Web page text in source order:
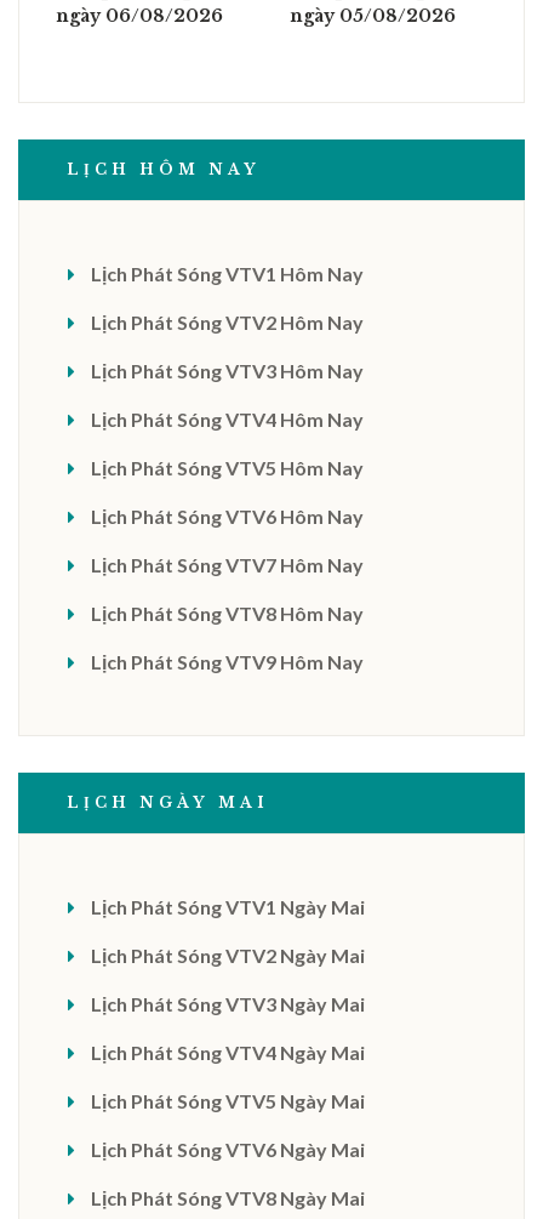
ngày 06/08/2026
ngày 05/08/2026
LỊCH HÔM NAY
Lịch Phát Sóng VTV1 Hôm Nay
Lịch Phát Sóng VTV2 Hôm Nay
Lịch Phát Sóng VTV3 Hôm Nay
Lịch Phát Sóng VTV4 Hôm Nay
Lịch Phát Sóng VTV5 Hôm Nay
Lịch Phát Sóng VTV6 Hôm Nay
Lịch Phát Sóng VTV7 Hôm Nay
Lịch Phát Sóng VTV8 Hôm Nay
Lịch Phát Sóng VTV9 Hôm Nay
LỊCH NGÀY MAI
Lịch Phát Sóng VTV1 Ngày Mai
Lịch Phát Sóng VTV2 Ngày Mai
Lịch Phát Sóng VTV3 Ngày Mai
Lịch Phát Sóng VTV4 Ngày Mai
Lịch Phát Sóng VTV5 Ngày Mai
Lịch Phát Sóng VTV6 Ngày Mai
Lịch Phát Sóng VTV8 Ngày Mai